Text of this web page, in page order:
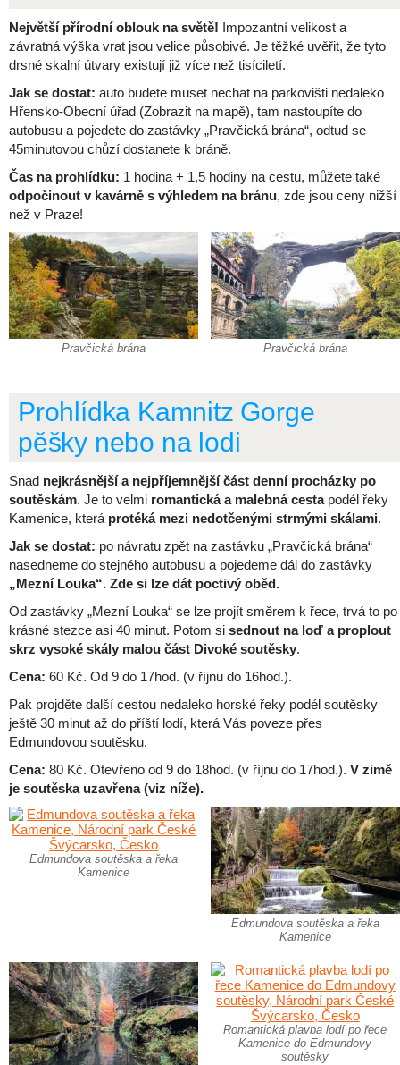
Největší přírodní oblouk na světě! Impozantní velikost a
závratná výška vrat jsou velice působivé. Je těžké uvěřit, že tyto
drsné skalní útvary existují již více než tisíciletí.
Jak se dostat: auto budete muset nechat na parkovišti nedaleko
Hřensko-Obecní úřad (Zobrazit na mapě), tam nastoupíte do
autobusu a pojedete do zastávky „Pravčická brána“, odtud se
45minutovou chůzí dostanete k bráně.
Čas na prohlídku: 1 hodina + 1,5 hodiny na cestu, můžete také
odpočinout v kavárně s výhledem na bránu, zde jsou ceny nižší
než v Praze!
Pravčická brána Pravčická brána
Prohlídka Kamnitz Gorge
pěšky nebo na lodi
Snad nejkrásnější a nejpříjemnější část denní procházky po
soutěskám. Je to velmi romantická a malebná cestapodél řeky
Kamenice, která protéká mezi nedotčenými strmými skálami.
Jak se dostat: po návratu zpět na zastávku „Pravčická brána“
nasedneme do stejného autobusu a pojedeme dál do zastávky
„Mezní Louka“. Zde si lze dát poctivý oběd.
Od zastávky „Mezní Louka“ se lze projít směrem k řece, trvá to po
krásné stezce asi 40 minut. Potom si sednout na loď a proplout
skrz vysoké skály malou část Divoké soutěsky.
Cena: 60 Kč. Od 9 do 17hod. (v říjnu do 16hod.).
Pak projděte další cestou nedaleko horské řeky podél soutěsky
ještě 30 minut až do příští lodí, která Vás poveze přes
Edmundovou soutěsku.
Cena: 80 Kč. Otevřeno od 9 do 18hod. (v říjnu do 17hod.). V zimě
je soutěska uzavřena (viz níže).
Edmundova soutěska a řeka
Kamenice
Edmundova soutěska a řeka
Kamenice
Romantická plavba lodí po řece
Kamenice do Edmundovy
soutěsky